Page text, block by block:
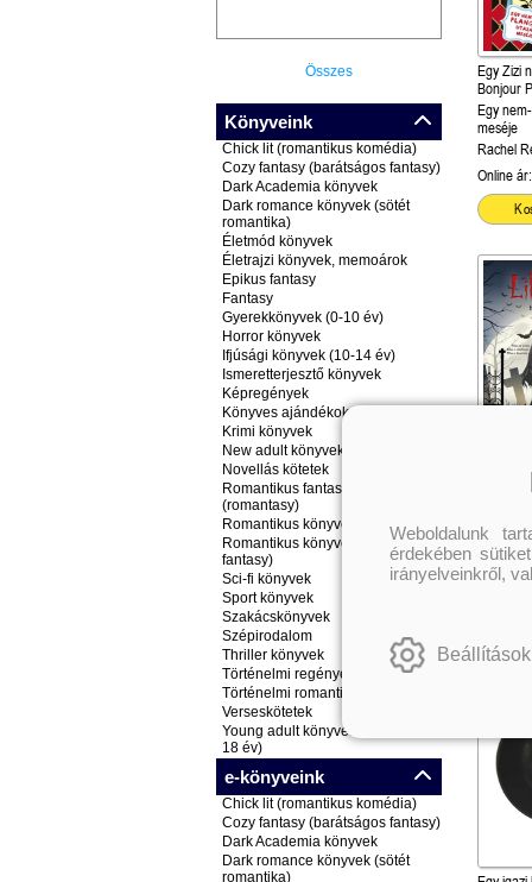
Összes
Könyveink
Chick lit (romantikus komédia)
Cozy fantasy (barátságos fantasy)
Dark Academia könyvek
Dark romance könyvek (sötét
romantika)
Életmód könyvek
Életrajzi könyvek, memoárok
Epikus fantasy
Fantasy
Gyerekkönyvek (0-10 év)
Horror könyvek
Ifjúsági könyvek (10-14 év)
Ismeretterjesztő könyvek
Képregények
Könyves ajándékok
Krimi könyvek
New adult könyvek
Novellás kötetek
Romantikus fantasy könyvek
(romantasy)
Romantikus könyvek
Romantikus könyvek (nem
fantasy)
Sci-fi könyvek
Sport könyvek
Szakácskönyvek
Szépirodalom
Thriller könyvek
Történelmi regények
Történelmi romantikus könyvek
Verseskötetek
Young adult könyvek (ifjúsági, 14-
18 év)
e-könyveink
Chick lit (romantikus komédia)
Cozy fantasy (barátságos fantasy)
Dark Academia könyvek
Dark romance könyvek (sötét
romantika)
Egy Zizi
Bonjour
Egy
meséje
Rachel
Online ár:
Online ár:
Weboldalunk
érdekében
irányelveinkről,
Beállítások